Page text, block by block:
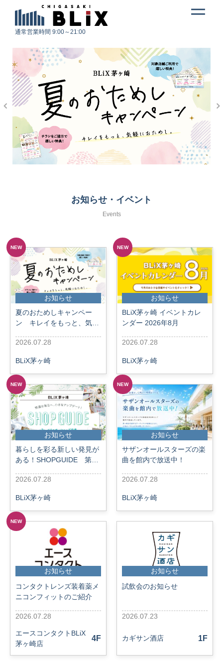
通常営業時間 9:00～21:00
お知らせ・イベント
Events
NEW
夏のおためしキャンペー
ン キレイをもっと、気軽
2026.07.28
BLiX茅ヶ崎
お知らせ
NEW
BLiX茅ヶ崎 イベントカレ
ンダー 2026年8月
2026.07.28
BLiX茅ヶ崎
お知らせ
NEW
暮らしを彩る新しい発見が
ある！SHOPGUIDE 第2
2026.07.28
BLiX茅ヶ崎
お知らせ
NEW
サザンオールスターズの楽
曲を館内で放送中！
2026.07.28
BLiX茅ヶ崎
お知らせ
NEW
コンタクトレンズ装着薬メ
ニコンフィットのご紹介
2026.07.28
エースコンタクトBLiX
茅ヶ崎店
お知らせ
4F
試飲会のお知らせ
2026.07.23
カギサン酒店
お知らせ
1F